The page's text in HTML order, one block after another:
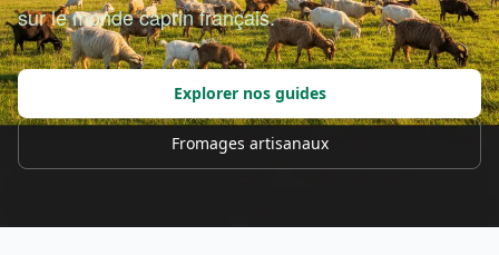
sur le monde caprin français.
Explorer nos guides
Fromages artisanaux